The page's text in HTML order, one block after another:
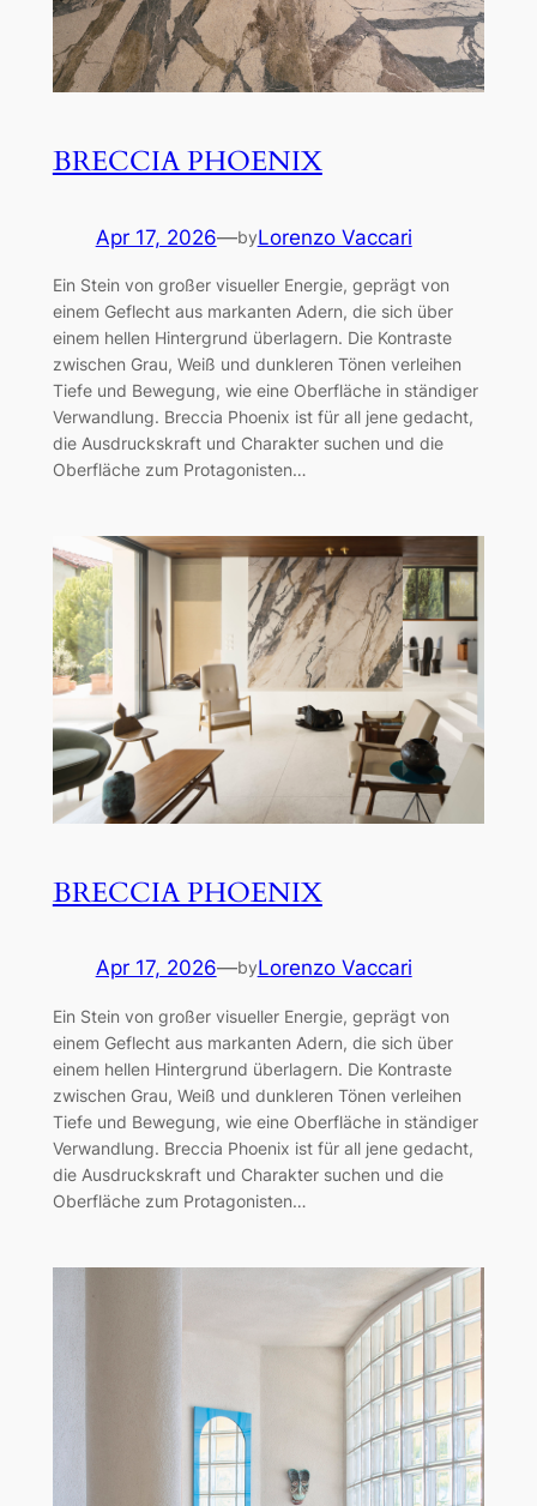
BRECCIA PHOENIX
Apr 17, 2026—byLorenzo Vaccari
Ein Stein von großer visueller Energie, geprägt von
einem Geflecht aus markanten Adern, die sich über
einem hellen Hintergrund überlagern. Die Kontraste
zwischen Grau, Weiß und dunkleren Tönen verleihen
Tiefe und Bewegung, wie eine Oberfläche in ständiger
Verwandlung. Breccia Phoenix ist für all jene gedacht,
die Ausdruckskraft und Charakter suchen und die
Oberfläche zum Protagonisten…
BRECCIA PHOENIX
Apr 17, 2026—byLorenzo Vaccari
Ein Stein von großer visueller Energie, geprägt von
einem Geflecht aus markanten Adern, die sich über
einem hellen Hintergrund überlagern. Die Kontraste
zwischen Grau, Weiß und dunkleren Tönen verleihen
Tiefe und Bewegung, wie eine Oberfläche in ständiger
Verwandlung. Breccia Phoenix ist für all jene gedacht,
die Ausdruckskraft und Charakter suchen und die
Oberfläche zum Protagonisten…